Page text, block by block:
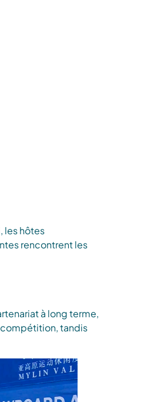
les hôtes
rencontrent les
à long terme,
compétition, tandis